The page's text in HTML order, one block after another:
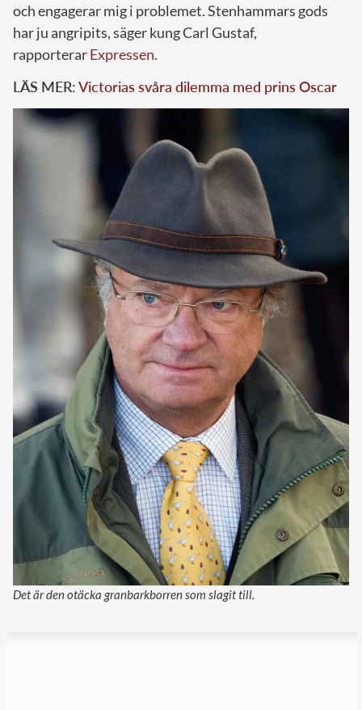
och engagerar mig i problemet. Stenhammars gods
har ju angripits, säger kung Carl Gustaf,
rapporterarExpressen.
LÄS MER:Victorias svåra dilemma med prins Oscar
Det är den otäcka granbarkborren som slagit till.